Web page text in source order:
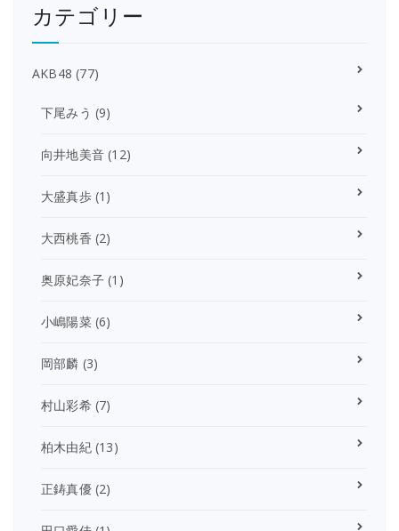
カテゴリー
AKB48 (77)
下尾みう (9)
向井地美音 (12)
大盛真歩(1)
大西桃香 (2)
奥原妃奈子 (1)
小嶋陽菜(6)
岡部麟 (3)
村山彩希(7)
柏木由紀(13)
正鋳真優(2)